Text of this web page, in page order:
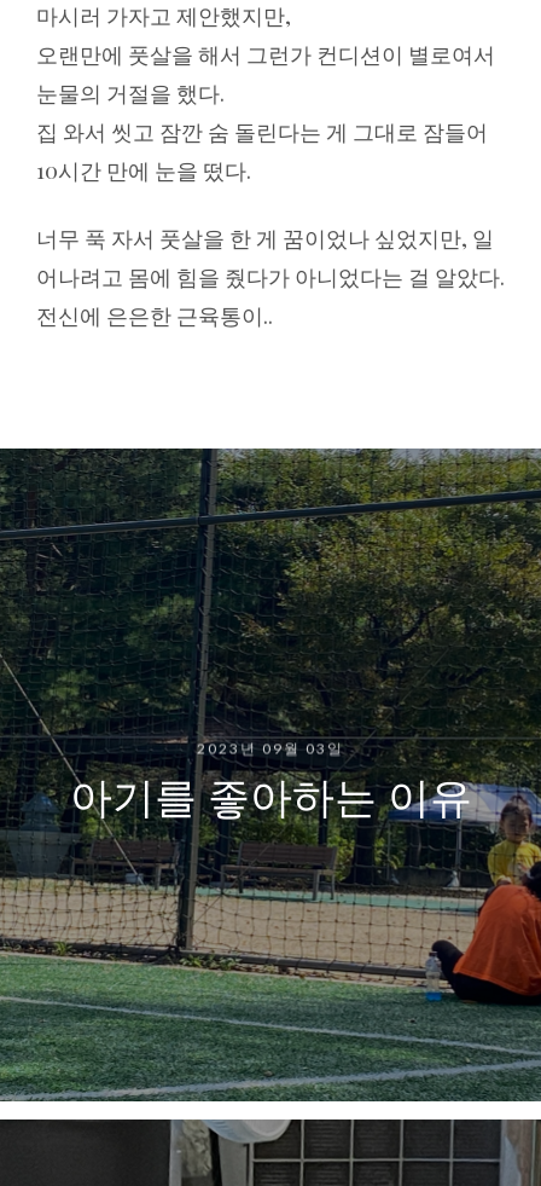
마시러 가자고 제안했지만,
오랜만에 풋살을 해서 그런가 컨디션이 별로여서
눈물의 거절을 했다.
집 와서 씻고 잠깐 숨 돌린다는 게 그대로 잠들어
10시간 만에 눈을 떴다.
너무 푹 자서 풋살을 한 게 꿈이었나 싶었지만, 일
어나려고 몸에 힘을 줬다가 아니었다는 걸 알았다.
전신에 은은한 근육통이..
2023년 09월 03일
아기를 좋아하는 이유